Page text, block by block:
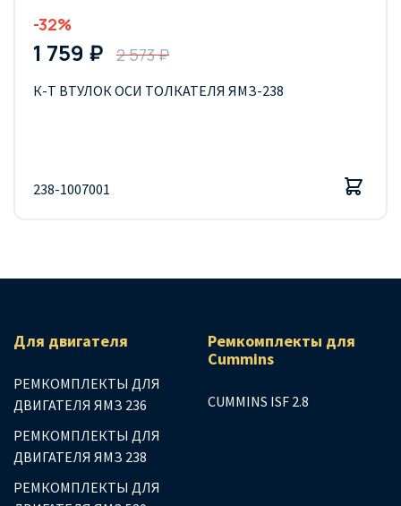
-32%
1 759 ₽ 2 573 ₽
К-Т ВТУЛОК ОСИ ТОЛКАТЕЛЯ ЯМЗ-238
238-1007001
Для двигателя
РЕМКОМПЛЕКТЫ ДЛЯ
ДВИГАТЕЛЯ ЯМЗ 236
РЕМКОМПЛЕКТЫ ДЛЯ
ДВИГАТЕЛЯ ЯМЗ 238
РЕМКОМПЛЕКТЫ ДЛЯ
Ремкомплекты для
Сummins
CUMMINS ISF 2.8